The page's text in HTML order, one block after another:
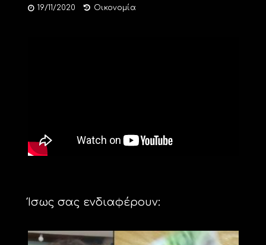
19/11/2020 Οικονομία
Ίσως σας ενδιαφέρουν: